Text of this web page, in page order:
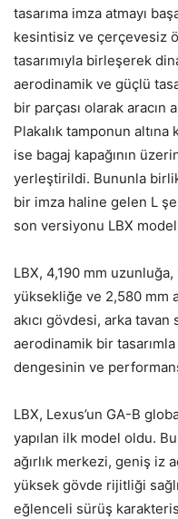
tasarıma imza atmayı
kesintisiz ve çerçevesiz
tasarımıyla birleşerek
aerodinamik ve güçlü
bir parçası olarak aracın
Plakalık tamponun altına
ise bagaj kapağının
yerleştirildi. Bununla
bir imza haline gelen L
son versiyonu LBX
LBX, 4,190 mm
yüksekliğe ve 2,580 mm
akıcı gövdesi, arka
aerodinamik bir
dengesinin ve
LBX, Lexus’un GA-B
yapılan ilk model oldu.
ağırlık merkezi, geniş iz
yüksek gövde rijitliği
eğlenceli sürüş